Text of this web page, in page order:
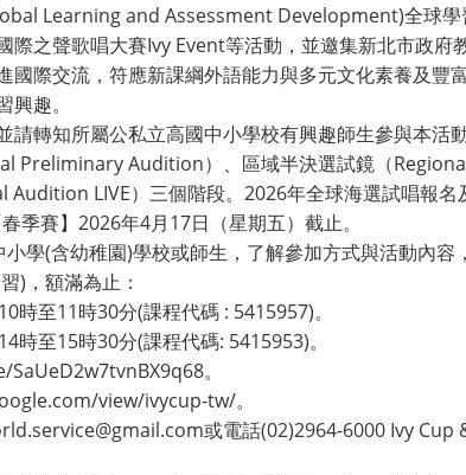
Learning and Assessment Development)全球學
際之聲歌唱大賽Ivy Event等活動，並邀集新北市政府
國際交流，符應新課綱外語能力與多元文化素養及豐
趣。
轉知所屬公私立高國中小學校有興趣師生參與本活動
Preliminary Audition）、區域半決選試鏡（
Audition LIVE）三個階段。2026年全球海選試唱報名
季賽】2026年4月17日（星期五）截止。
學(含幼稚園)學校或師生，了解參加方式與活動內容
)，額滿為止：
時至11時30分(課程代碼 : 5415957)。
時至15時30分(課程代碼: 5415953)。
。
view/ivycup-tw/。
或電話(02)2964-6000 Ivy Cup